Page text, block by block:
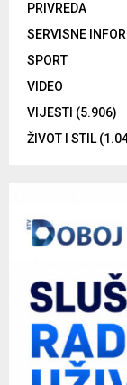
PRIVREDA
SERVISNE
SPORT
VIDEO
VIJESTI (5.906)
ŽIVOT I STIL